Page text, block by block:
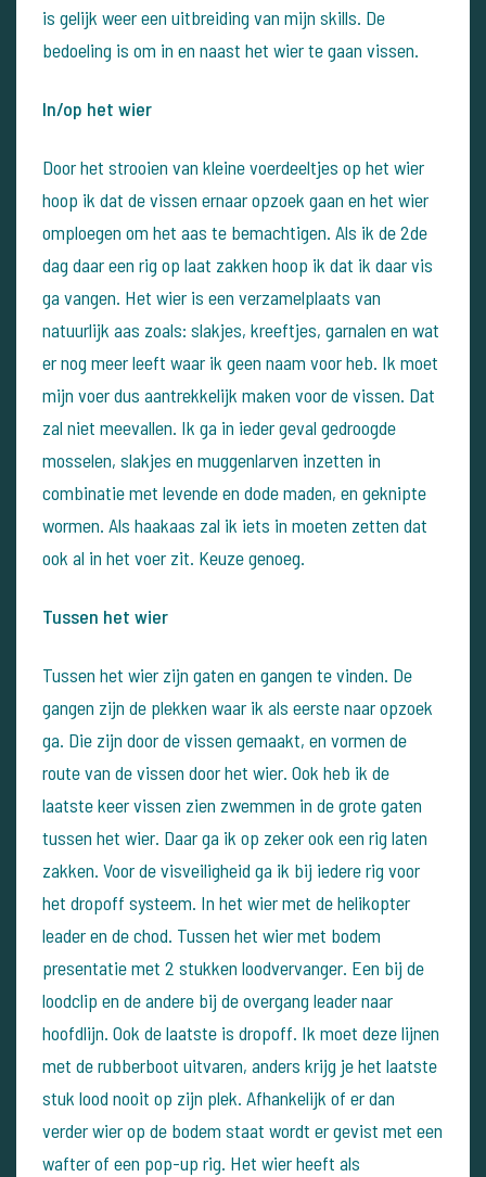
is gelijk weer een uitbreiding van mijn skills. De
bedoeling is om in en naast het wier te gaan vissen.
In/op het wier
Door het strooien van kleine voerdeeltjes op het wier
hoop ik dat de vissen ernaar opzoek gaan en het wier
omploegen om het aas te bemachtigen. Als ik de 2de
dag daar een rig op laat zakken hoop ik dat ik daar vis
ga vangen. Het wier is een verzamelplaats van
natuurlijk aas zoals: slakjes, kreeftjes, garnalen en wat
er nog meer leeft waar ik geen naam voor heb. Ik moet
mijn voer dus aantrekkelijk maken voor de vissen. Dat
zal niet meevallen. Ik ga in ieder geval gedroogde
mosselen, slakjes en muggenlarven inzetten in
combinatie met levende en dode maden, en geknipte
wormen. Als haakaas zal ik iets in moeten zetten dat
ook al in het voer zit. Keuze genoeg.
Tussen het wier
Tussen het wier zijn gaten en gangen te vinden. De
gangen zijn de plekken waar ik als eerste naar opzoek
ga. Die zijn door de vissen gemaakt, en vormen de
route van de vissen door het wier. Ook heb ik de
laatste keer vissen zien zwemmen in de grote gaten
tussen het wier. Daar ga ik op zeker ook een rig laten
zakken. Voor de visveiligheid ga ik bij iedere rig voor
het dropoff systeem. In het wier met de helikopter
leader en de chod. Tussen het wier met bodem
presentatie met 2 stukken loodvervanger. Een bij de
loodclip en de andere bij de overgang leader naar
hoofdlijn. Ook de laatste is dropoff. Ik moet deze lijnen
met de rubberboot uitvaren, anders krijg je het laatste
stuk lood nooit op zijn plek. Afhankelijk of er dan
verder wier op de bodem staat wordt er gevist met een
wafter of een pop-up rig. Het wier heeft als